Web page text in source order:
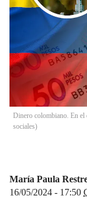
Dinero colombiano. En el
sociales)
María Paula
16/05/2024 - 17:50